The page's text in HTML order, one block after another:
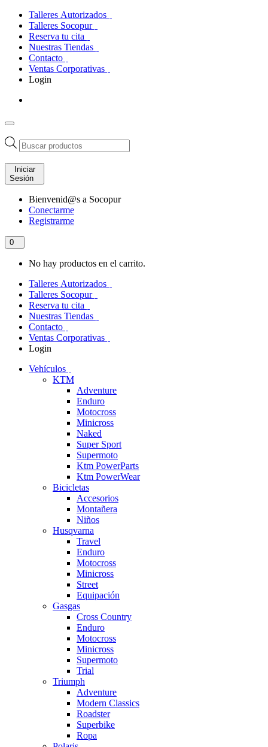
Talleres Autorizados
Talleres Socopur
Reserva tu cita
Nuestras Tiendas
Contacto
Ventas Corporativas
Login
Búsqueda
de
productos
Iniciar
Sesión
Bienvenid@s a Socopur
Conectarme
Registrarme
0
No hay productos en el carrito.
Talleres Autorizados
Talleres Socopur
Reserva tu cita
Nuestras Tiendas
Contacto
Ventas Corporativas
Login
Vehículos
KTM
Adventure
Enduro
Motocross
Minicross
Naked
Super Sport
Supermoto
Ktm PowerParts
Ktm PowerWear
Bicicletas
Accesorios
Montañera
Niños
Husqvarna
Travel
Enduro
Motocross
Minicross
Street
Equipación
Gasgas
Cross Country
Enduro
Motocross
Minicross
Supermoto
Trial
Triumph
Adventure
Modern Classics
Roadster
Superbike
Ropa